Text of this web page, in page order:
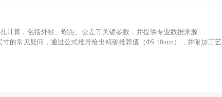
计算，包括外径、螺距、公差等关键参数，并提供专业数据来源
寸的常见疑问，通过公式推导给出精确推荐值（Φ5.18mm），并附加工艺